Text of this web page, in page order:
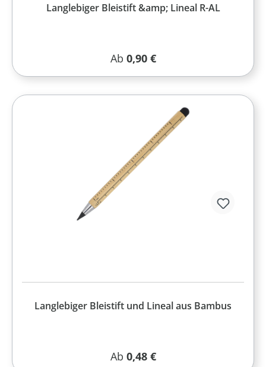
Langlebiger Bleistift &amp; Lineal R-AL
Regulärer Preis:
Ab 0,90 €
Langlebiger Bleistift und Lineal aus Bambus
Regulärer Preis:
Ab 0,48 €